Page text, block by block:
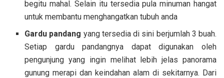
begitu mahal. Selain itu tersedia pula minuman hangat
untuk membantu menghangatkan tubuh anda
Gardu pandang yang tersedia di sini berjumlah 3 buah.
Setiap gardu pandangnya dapat digunakan oleh
pengunjung yang ingin melihat lebih jelas panorama
gunung merapi dan keindahan alam di sekitarnya. Dari